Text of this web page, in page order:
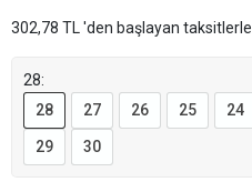
302,78 TL 'den başlayan taksitlerle
28:
28
27 26 25 24
29 30